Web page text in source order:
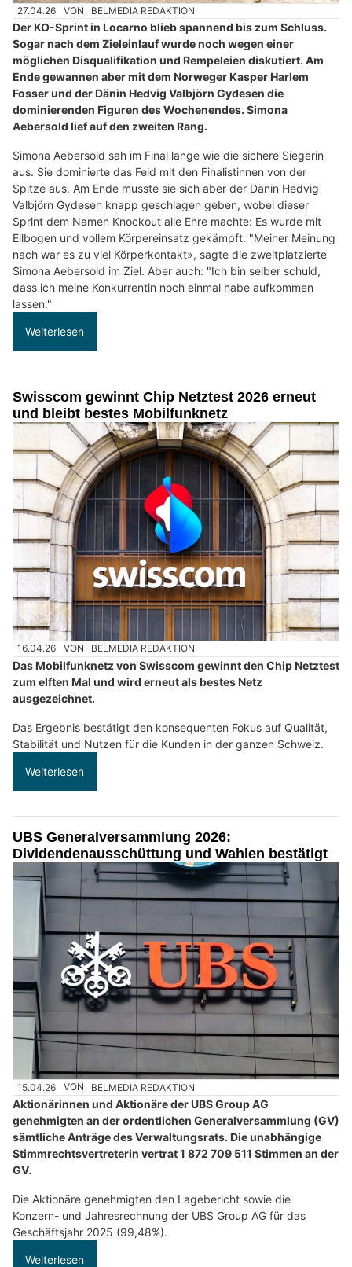
27.04.26 VON BELMEDIA REDAKTION
Der KO-Sprint in Locarno blieb spannend bis zum Schluss.
Sogar nach dem Zieleinlauf wurde noch wegen einer
möglichen Disqualifikation und Rempeleien diskutiert. Am
Ende gewannen aber mit dem Norweger Kasper Harlem
Fosser und der Dänin Hedvig Valbjörn Gydesen die
dominierenden Figuren des Wochenendes. Simona
Aebersold lief auf den zweiten Rang.
Simona Aebersold sah im Final lange wie die sichere Siegerin
aus. Sie dominierte das Feld mit den Finalistinnen von der
Spitze aus. Am Ende musste sie sich aber der Dänin Hedvig
Valbjörn Gydesen knapp geschlagen geben, wobei dieser
Sprint dem Namen Knockout alle Ehre machte: Es wurde mit
Ellbogen und vollem Körpereinsatz gekämpft. "Meiner Meinung
nach war es zu viel Körperkontakt», sagte die zweitplatzierte
Simona Aebersold im Ziel. Aber auch: "Ich bin selber schuld,
dass ich meine Konkurrentin noch einmal habe aufkommen
lassen."
Weiterlesen
Swisscom gewinnt Chip Netztest 2026 erneut
und bleibt bestes Mobilfunknetz
16.04.26 VON BELMEDIA REDAKTION
Das Mobilfunknetz von Swisscom gewinnt den Chip Netztest
zum elften Mal und wird erneut als bestes Netz
ausgezeichnet.
Das Ergebnis bestätigt den konsequenten Fokus auf Qualität,
Stabilität und Nutzen für die Kunden in der ganzen Schweiz.
Weiterlesen
UBS Generalversammlung 2026:
Dividendenausschüttung und Wahlen bestätigt
15.04.26 VON BELMEDIA REDAKTION
Aktionärinnen und Aktionäre der UBS Group AG
genehmigten an der ordentlichen Generalversammlung (GV)
sämtliche Anträge des Verwaltungsrats. Die unabhängige
Stimmrechtsvertreterin vertrat 1 872 709 511 Stimmen an der
GV.
Die Aktionäre genehmigten den Lagebericht sowie die
Konzern- und Jahresrechnung der UBS Group AG für das
Geschäftsjahr 2025 (99,48%).
Weiterlesen